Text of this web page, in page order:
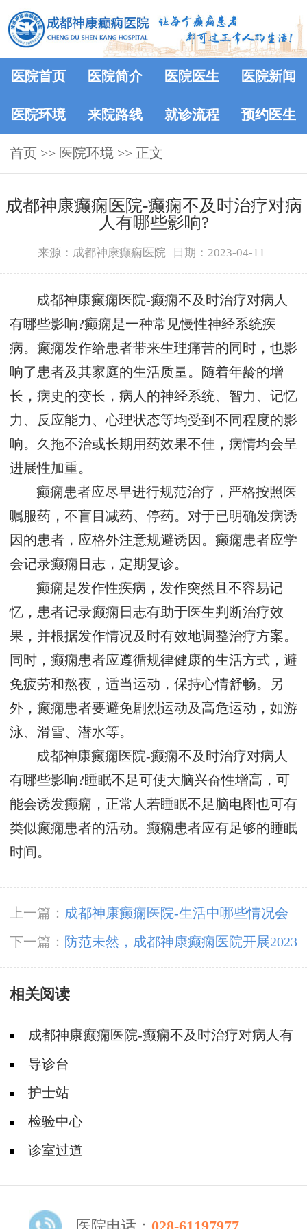
医院首页 医院简介 医院医生 医院新闻
医院环境 来院路线 就诊流程 预约医生
首页 >> 医院环境 >> 正文
成都神康癫痫医院-癫痫不及时治疗对病
人有哪些影响?
来源：成都神康癫痫医院 日期：2023-04-11
成都神康癫痫医院-癫痫不及时治疗对病人
有哪些影响?癫痫是一种常见慢性神经系统疾
病。癫痫发作给患者带来生理痛苦的同时，也影
响了患者及其家庭的生活质量。随着年龄的增
长，病史的变长，病人的神经系统、智力、记忆
力、反应能力、心理状态等均受到不同程度的影
响。久拖不治或长期用药效果不佳，病情均会呈
进展性加重。
癫痫患者应尽早进行规范治疗，严格按照医
嘱服药，不盲目减药、停药。对于已明确发病诱
因的患者，应格外注意规避诱因。癫痫患者应学
会记录癫痫日志，定期复诊。
癫痫是发作性疾病，发作突然且不容易记
忆，患者记录癫痫日志有助于医生判断治疗效
果，并根据发作情况及时有效地调整治疗方案。
同时，癫痫患者应遵循规律健康的生活方式，避
免疲劳和熬夜，适当运动，保持心情舒畅。另
外，癫痫患者要避免剧烈运动及高危运动，如游
泳、滑雪、潜水等。
成都神康癫痫医院-癫痫不及时治疗对病人
有哪些影响?睡眠不足可使大脑兴奋性增高，可
能会诱发癫痫，正常人若睡眠不足脑电图也可有
类似癫痫患者的活动。癫痫患者应有足够的睡眠
时间。
上一篇： 成都神康癫痫医院-生活中哪些情况会
诱发癫痫病的发作
下一篇： 防范未然，成都神康癫痫医院开展2023
年“抓消防安全，保高质量发展”消防安全培训
相关阅读
成都神康癫痫医院-癫痫不及时治疗对病人有
哪些影响?
导诊台
护士站
检验中心
诊室过道